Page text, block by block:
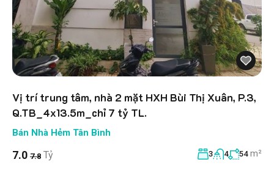
Vị trí trung tâm, nhà 2 mặt HXH Bùi Thị Xuân, P.3,
Q.TB_4x13.5m_chỉ 7 tỷ TL.
Bán Nhà Hẻm Tân Bình
7.0 7.8 Tỷ 3 4 54 m²